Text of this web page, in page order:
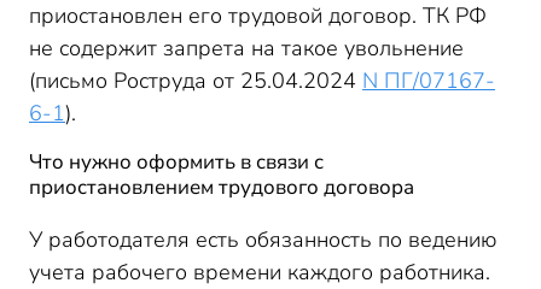
приостановлен его трудовой договор. ТК РФ
не содержит запрета на такое увольнение
(письмо Роструда от 25.04.2024 N ПГ/07167-
6-1).
Что нужно оформить в связи с
приостановлением трудового договора
У работодателя есть обязанность по ведению
учета рабочего времени каждого работника.